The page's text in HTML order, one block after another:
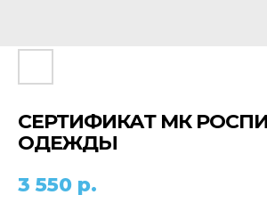
СЕРТИФИКАТ МК
ОДЕЖДЫ
3 550 р.